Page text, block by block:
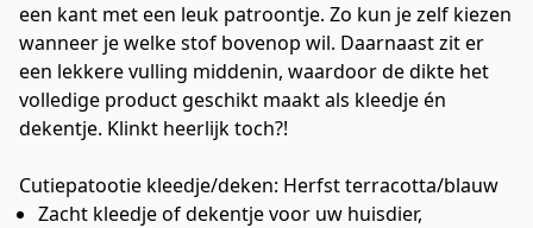
een kant met een leuk patroontje. Zo kun je zelf kiezen
wanneer je welke stof bovenop wil. Daarnaast zit er
een lekkere vulling middenin, waardoor de dikte het
volledige product geschikt maakt als kleedje én
dekentje. Klinkt heerlijk toch?!
Cutiepatootie kleedje/deken: Herfst terracotta/blauw
Zacht kleedje of dekentje voor uw huisdier,